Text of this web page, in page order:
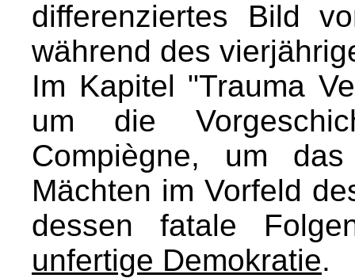
differenziertes Bild
während des
Im Kapitel "Trauma
um die
Compiègne, um
Mächten im Vorfeld
dessen fatale
unfertige Demokratie.